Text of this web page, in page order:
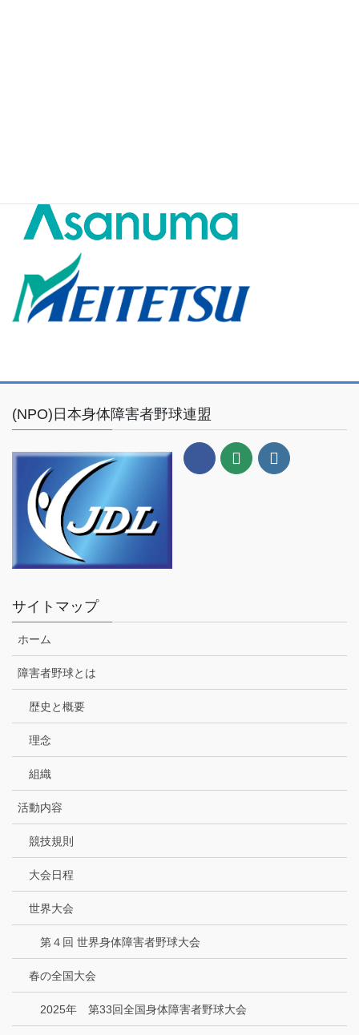
(NPO)日本身体障害者野球連盟
サイトマップ
ホーム
障害者野球とは
歴史と概要
理念
組織
活動内容
競技規則
大会日程
世界大会
第４回 世界身体障害者野球大会
春の全国大会
2025年 第33回全国身体障害者野球大会